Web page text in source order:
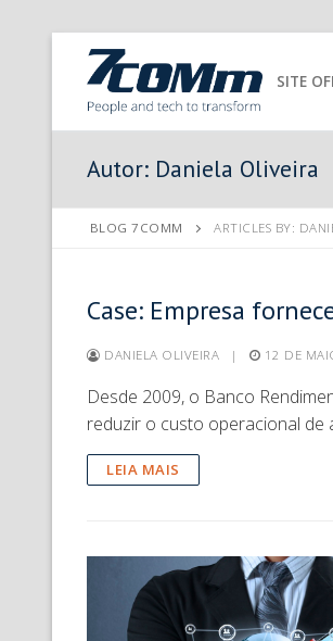
SITE
Autor: Daniela Oliveira
BLOG 7COMM ARTICLES BY:
Case: Empresa
DANIELA OLIVEIRA | 12 DE
Desde 2009, o Banco
reduzir o custo operacional de
LEIA MAIS